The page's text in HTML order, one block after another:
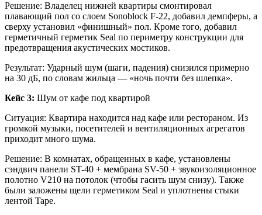
Решение: Владелец нижней квартиры смонтировал
плавающий пол со слоем Sonoblock F‑22, добавил демпферы, а
сверху установил «финишный» пол. Кроме того, добавил
герметичный герметик Seal по периметру конструкции для
предотвращения акустических мостиков.
Результат: Ударный шум (шаги, падения) снизился примерно
на 30 дБ, по словам жильца — «ночь почти без шлепка».
Кейc 3: Шум от кафе под квартирой
Ситуация: Квартира находится над кафе или рестораном. Из
громкой музыки, посетителей и вентиляционных агрегатов
приходит много шума.
Решение: В комнатах, обращенных в кафе, установлены
сэндвич панели ST-40 + мембрана SV-50 + звукоизоляционное
полотно V210 на потолок (чтобы гасить шум снизу). Также
были заложены щели герметиком Seal и уплотнены стыки
лентой Tape.